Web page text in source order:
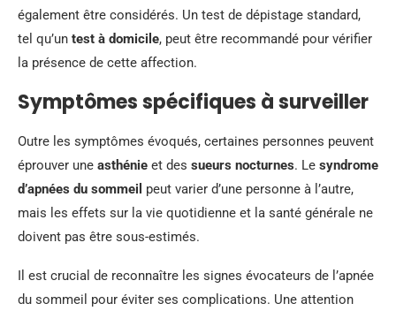
également être considérés. Un test de dépistage standard,
tel qu’un test à domicile, peut être recommandé pour vérifier
la présence de cette affection.
Symptômes spécifiques à surveiller
Outre les symptômes évoqués, certaines personnes peuvent
éprouver une asthénie et des sueurs nocturnes. Le syndrome
d’apnées du sommeil peut varier d’une personne à l’autre,
mais les effets sur la vie quotidienne et la santé générale ne
doivent pas être sous-estimés.
Il est crucial de reconnaître les signes évocateurs de l’apnée
du sommeil pour éviter ses complications. Une attention